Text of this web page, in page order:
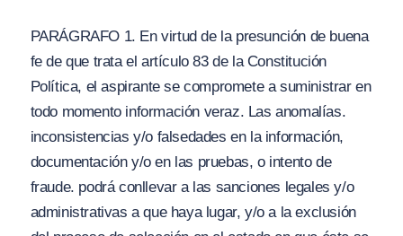
PARÁGRAFO 1. En virtud de la presunción de buena
fe de que trata el artículo 83 de la Constitución
Política, el aspirante se compromete a suministrar en
todo momento información veraz. Las anomalías.
inconsistencias y/o falsedades en la información,
documentación y/o en las pruebas, o intento de
fraude. podrá conllevar a las sanciones legales y/o
administrativas a que haya lugar, y/o a la exclusión